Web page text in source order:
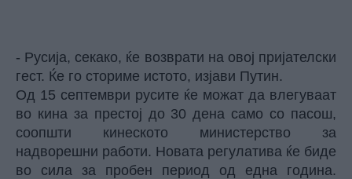
- Русија, секако, ќе возврати на овој пријателски
гест. Ќе го сториме истото, изјави Путин.
Од 15 септември русите ќе можат да влегуваат
во кина за престој до 30 дена само со пасош,
соопшти кинеското министерство за
надворешни работи. Новата регулатива ќе биде
во сила за пробен период од една година.